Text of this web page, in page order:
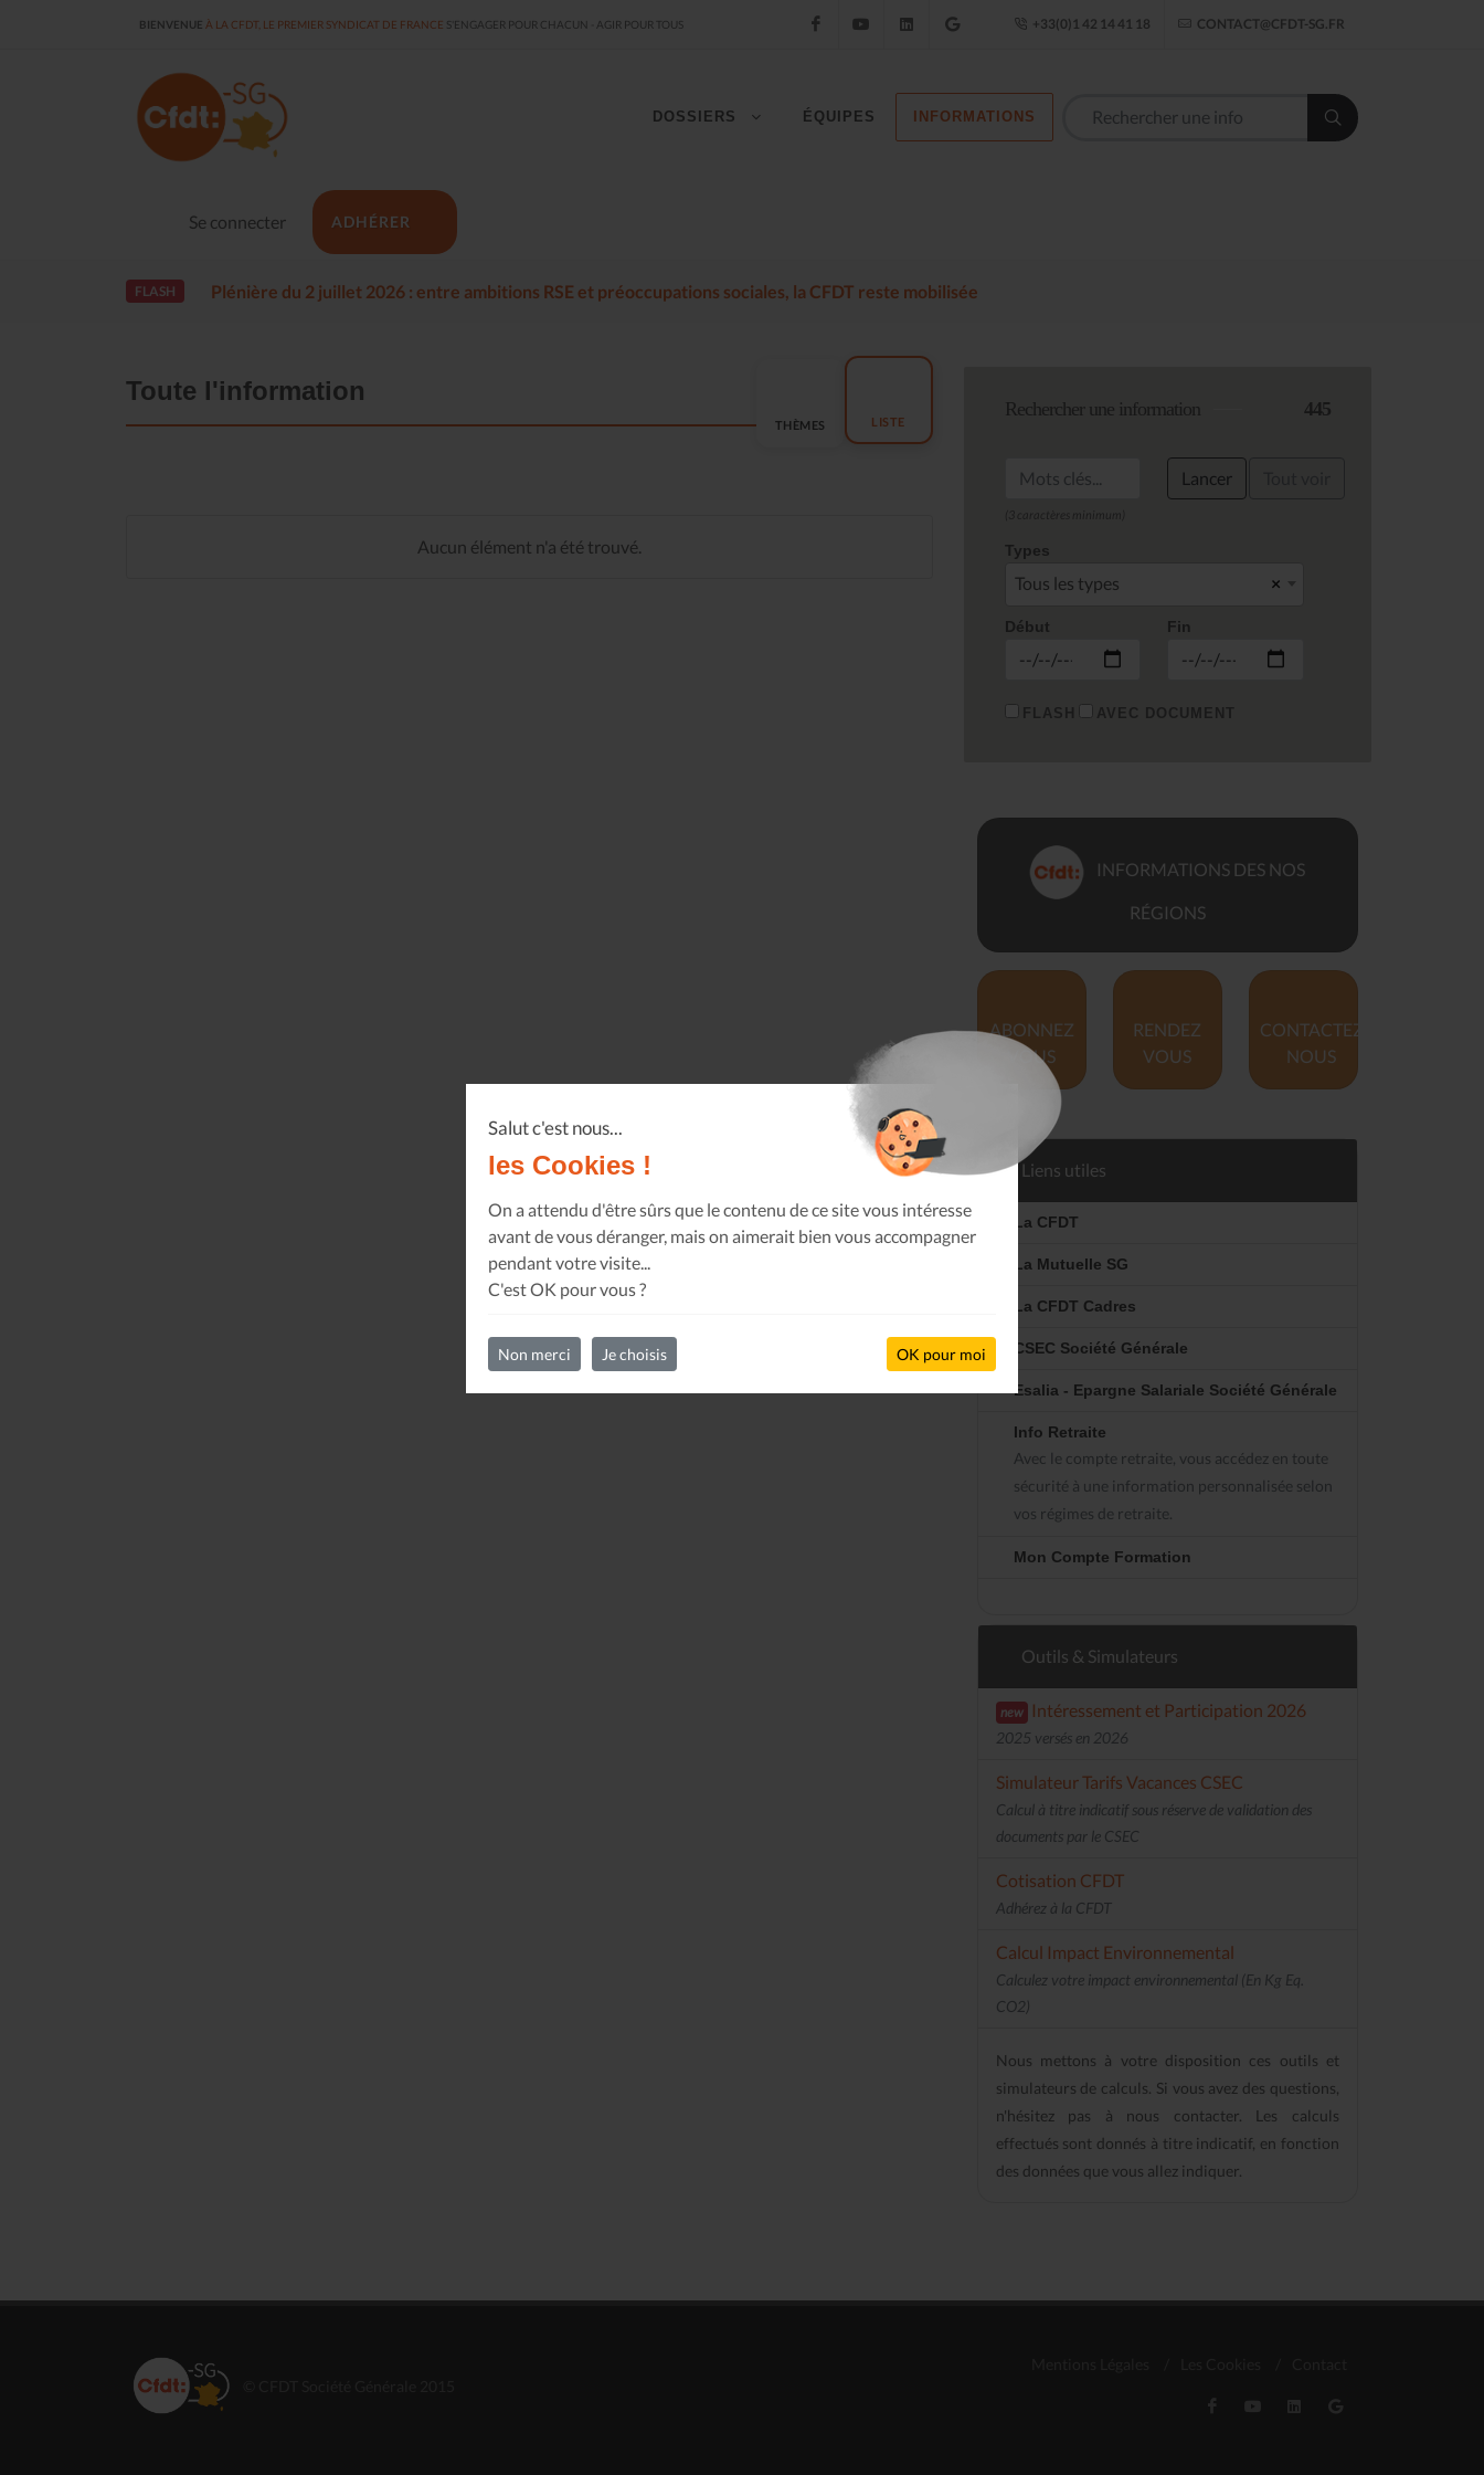
Salut c'est nous...
les Cookies !
On a attendu d'être sûrs que le contenu de ce site vous intéresse
avant de vous déranger, mais on aimerait bien vous accompagner
pendant votre visite...
C'est OK pour vous ?
Non merci Je choisis OK pour moi
BIENVENUE À LA CFDT, LE PREMIER SYNDICAT DE FRANCE S'ENGAGER POUR CHACUN - AGIR POUR TOUS FacebookYouTube LinkedIn Google Établissement
+33(0)1 42 14 41 18 CONTACT@CFDT-SG.FR
Se connecter ADHÉRER
DOSSIERS ÉQUIPES INFORMATIONS
FLASH Plénière du 2 juillet 2026 : entre ambitions RSE et préoccupations sociales, la CFDT reste mobilisée
Toute l'information
THÈMES LISTE
Aucun élément n'a été trouvé.
Rechercher une information 445
Lancer
Types
×
Tous les types
Début Fin
FLASH AVEC DOCUMENT
INFORMATIONS DES NOS
RÉGIONS
ABONNEZ
VOUS
RENDEZ
VOUS
CONTACTEZ
NOUS
Liens utiles
La CFDT
La Mutuelle SG
La CFDT Cadres
CSEC Société Générale
Esalia - Epargne Salariale Société Générale
Info Retraite
Avec le compte retraite, vous accédez en toute
sécurité à une information personnalisée selon
vos régimes de retraite.
Mon Compte Formation
Outils & Simulateurs
new Intéressement et Participation 2026
2025 versés en 2026
Simulateur Tarifs Vacances CSEC
Calcul à titre indicatif sous réserve de validation des
documents par le CSEC
Cotisation CFDT
Adhérez à la CFDT
Calcul Impact Environnemental
Calculez votre impact environnemental (En Kg Eq.
CO2)
Nous mettons à votre disposition ces outils et
simulateurs de calculs. Si vous avez des questions,
n'hésitez pas à nous contacter. Les calculs
effectués sont donnés à titre indicatif, en fonction
des données que vous allez indiquer.